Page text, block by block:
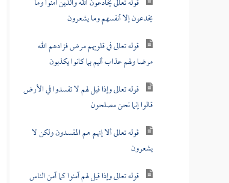
يخدعون إلا أنفسهم وما يشعرون
قوله تعالى في قلوبهم مرض فزادهم الله
مرضا ولهم عذاب أليم بما كانوا يكذبون
قوله تعالى وإذا قيل لهم لا تفسدوا في الأرض
قالوا إنما نحن مصلحون
قوله تعالى ألا إنهم هم المفسدون ولكن لا
يشعرون
قوله تعالى وإذا قيل لهم آمنوا كما آمن الناس